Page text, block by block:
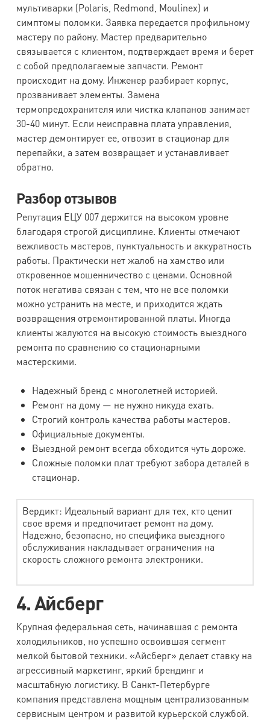
мультиварки (Polaris, Redmond, Moulinex) и
симптомы поломки. Заявка передается профильному
мастеру по району. Мастер предварительно
связывается с клиентом, подтверждает время и берет
с собой предполагаемые запчасти. Ремонт
происходит на дому. Инженер разбирает корпус,
прозванивает элементы. Замена
термопредохранителя или чистка клапанов занимает
30-40 минут. Если неисправна плата управления,
мастер демонтирует ее, отвозит в стационар для
перепайки, а затем возвращает и устанавливает
обратно.
Разбор отзывов
Репутация ЕЦУ 007 держится на высоком уровне
благодаря строгой дисциплине. Клиенты отмечают
вежливость мастеров, пунктуальность и аккуратность
работы. Практически нет жалоб на хамство или
откровенное мошенничество с ценами. Основной
поток негатива связан с тем, что не все поломки
можно устранить на месте, и приходится ждать
возвращения отремонтированной платы. Иногда
клиенты жалуются на высокую стоимость выездного
ремонта по сравнению со стационарными
мастерскими.
Надежный бренд с многолетней историей.
Ремонт на дому — не нужно никуда ехать.
Строгий контроль качества работы мастеров.
Официальные документы.
Выездной ремонт всегда обходится чуть дороже.
Сложные поломки плат требуют забора деталей в
стационар.
Вердикт: Идеальный вариант для тех, кто ценит
свое время и предпочитает ремонт на дому.
Надежно, безопасно, но специфика выездного
обслуживания накладывает ограничения на
скорость сложного ремонта электроники.
4. Айсберг
Крупная федеральная сеть, начинавшая с ремонта
холодильников, но успешно освоившая сегмент
мелкой бытовой техники. «Айсберг» делает ставку на
агрессивный маркетинг, яркий брендинг и
масштабную логистику. В Санкт-Петербурге
компания представлена мощным централизованным
сервисным центром и развитой курьерской службой.